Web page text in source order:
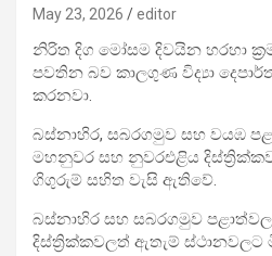
May 23, 2026 editor
නිරිත දිග මෝසම දිවයින හරහා
පවතින බව කාලගුණ විද්‍යා
කරනවා.
බස්නාහිර, සබරගමුව සහ වයඹ
මහනුවර සහ නුවරඑළිය
ගිගුරුම් සහිත වැසි ඇතිවේ.
බස්නාහිර සහ සබරගමුව
දිස්ත්‍රික්කවලත් ඇතැම් ස්ථානවලට